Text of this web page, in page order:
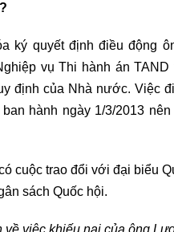
ký quyết định điều động
vụ Thi hành án TAND
định của Nhà nước. Việc
hành ngày 1/3/2013
cuộc trao đổi với đại biểu
sách Quốc hội.